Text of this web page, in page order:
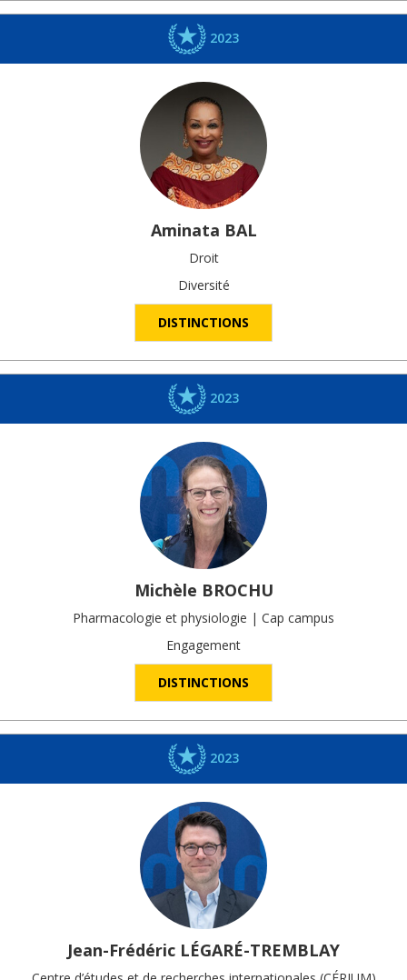
2023
Aminata BAL
Droit
Diversité
DISTINCTIONS
2023
Michèle BROCHU
Pharmacologie et physiologie | Cap campus
Engagement
DISTINCTIONS
2023
Jean-Frédéric LÉGARÉ-TREMBLAY